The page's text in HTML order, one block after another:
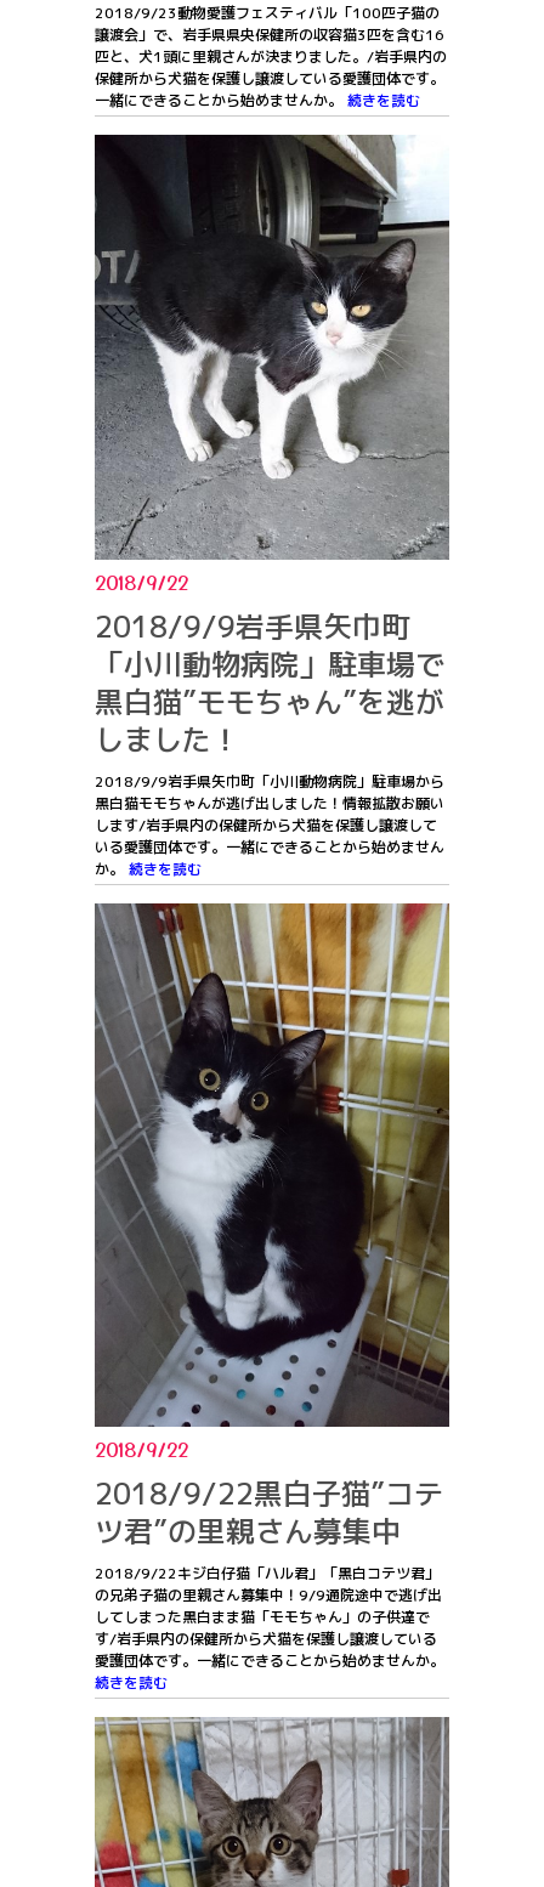
2018/9/23動物愛護フェスティバル「100匹子猫の
譲渡会」で、岩手県県央保健所の収容猫3匹を含む16
匹と、犬1頭に里親さんが決まりました。/岩手県内の
保健所から犬猫を保護し譲渡している愛護団体です。
一緒にできることから始めませんか。 続きを読む
2018/9/22
2018/9/9岩手県矢巾町
「小川動物病院」駐車場で
黒白猫”モモちゃん”を逃が
しました！
2018/9/9岩手県矢巾町「小川動物病院」駐車場から
黒白猫モモちゃんが逃げ出しました！情報拡散お願い
します/岩手県内の保健所から犬猫を保護し譲渡して
いる愛護団体です。一緒にできることから始めません
か。 続きを読む
2018/9/22
2018/9/22黒白子猫”コテ
ツ君”の里親さん募集中
2018/9/22キジ白仔猫「ハル君」「黒白コテツ君」
の兄弟子猫の里親さん募集中！9/9通院途中で逃げ出
してしまった黒白まま猫「モモちゃん」の子供達で
す/岩手県内の保健所から犬猫を保護し譲渡している
愛護団体です。一緒にできることから始めませんか。
続きを読む